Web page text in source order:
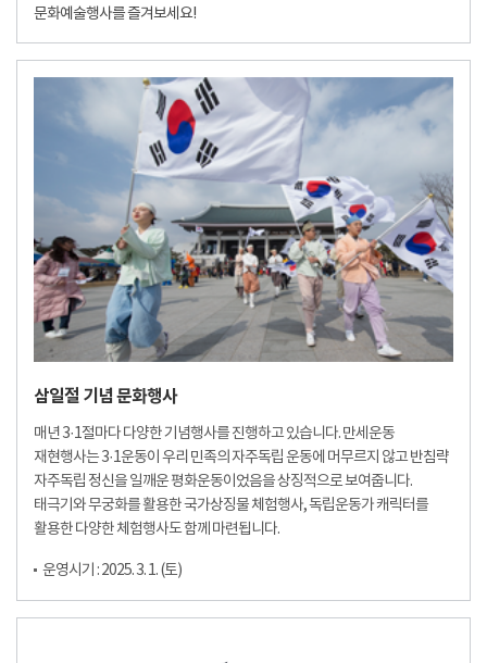
문화예술행사를 즐겨보세요!
삼일절 기념 문화행사
매년 3·1절마다 다양한 기념행사를 진행하고 있습니다. 만세운동
재현행사는 3·1운동이 우리 민족의 자주독립 운동에 머무르지 않고 반침략
자주독립 정신을 일깨운 평화운동이었음을 상징적으로 보여줍니다.
태극기와 무궁화를 활용한 국가상징물 체험행사, 독립운동가 캐릭터를
활용한 다양한 체험행사도 함께 마련됩니다.
운영시기 : 2025. 3. 1. (토)